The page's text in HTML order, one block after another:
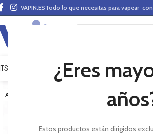
¿Eres
Estos productos están dirigidos
VAPIN.ESTodo lo que necesitas para vapear
VAPEO MODS CLAROMIZADORES BASES Y
AGOTADO